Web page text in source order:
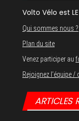
Volto Vélo est
Qui sommes nous ?
Plan du site
Venez participer au
Rejoignez l’équipe /
ARTICLES